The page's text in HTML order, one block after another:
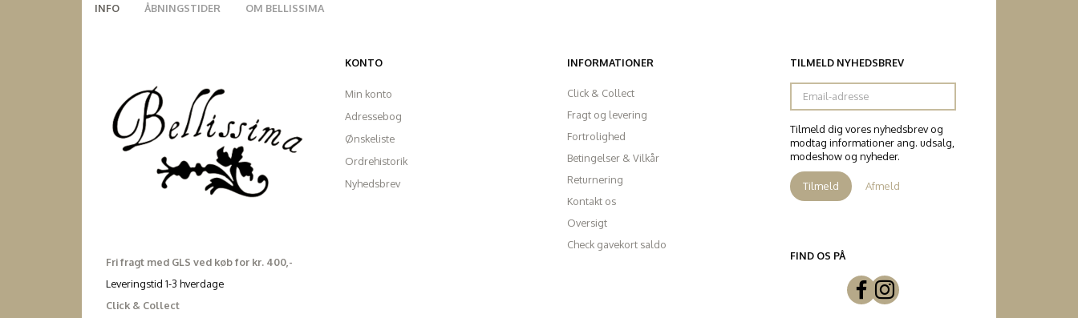
INFO ÅBNINGSTIDER OM BELLISSIMA
Fri fragt med GLS ved køb for kr. 400,-
Leveringstid 1-3 hverdage
Click & Collect
KONTO
Min konto
Adressebog
Ønskeliste
Ordrehistorik
Nyhedsbrev
INFORMATIONER
Click & Collect
Fragt og levering
Fortrolighed
Betingelser & Vilkår
Returnering
Kontakt os
Oversigt
Check gavekort saldo
TILMELD NYHEDSBREV
Email-
adresse
Tilmeld dig vores nyhedsbrev og
modtag informationer ang. udsalg,
modeshow og nyheder.
Tilmeld Afmeld
FIND OS PÅ